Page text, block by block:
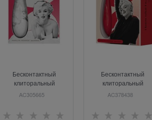
Бесконтактный
клиторальный
стимулятор Womanizer
AC305665
Бесконтактный
клиторальный
стимулятор Womanizer
AC378438